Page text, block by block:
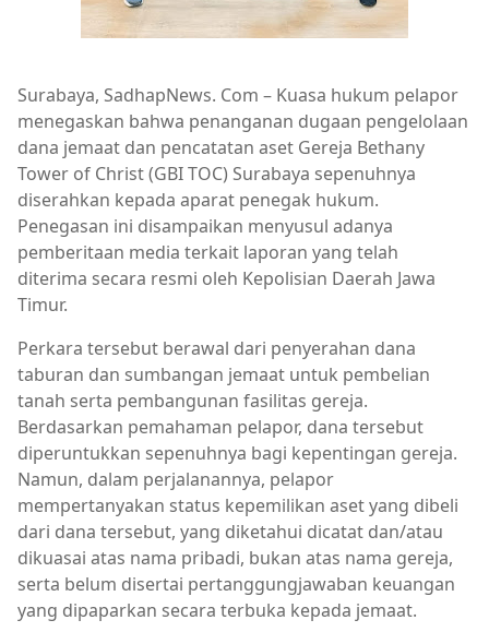
Surabaya, SadhapNews. Com – Kuasa hukum pelapor
menegaskan bahwa penanganan dugaan pengelolaan
dana jemaat dan pencatatan aset Gereja Bethany
Tower of Christ (GBI TOC) Surabaya sepenuhnya
diserahkan kepada aparat penegak hukum.
Penegasan ini disampaikan menyusul adanya
pemberitaan media terkait laporan yang telah
diterima secara resmi oleh Kepolisian Daerah Jawa
Timur.
Perkara tersebut berawal dari penyerahan dana
taburan dan sumbangan jemaat untuk pembelian
tanah serta pembangunan fasilitas gereja.
Berdasarkan pemahaman pelapor, dana tersebut
diperuntukkan sepenuhnya bagi kepentingan gereja.
Namun, dalam perjalanannya, pelapor
mempertanyakan status kepemilikan aset yang dibeli
dari dana tersebut, yang diketahui dicatat dan/atau
dikuasai atas nama pribadi, bukan atas nama gereja,
serta belum disertai pertanggungjawaban keuangan
yang dipaparkan secara terbuka kepada jemaat.